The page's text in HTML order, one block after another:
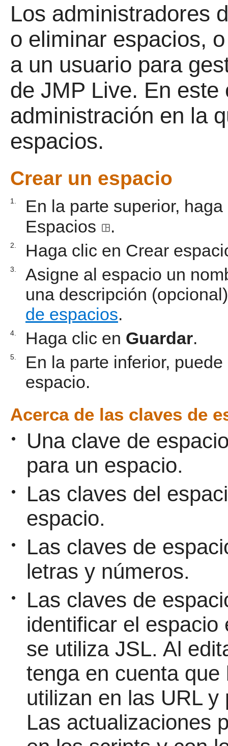
Los administradores
o eliminar espacios,
a un usuario para
de JMP Live. En
administración en la
espacios.
Crear un espacio
1.
En la parte superior,
Espacios
.
2. Haga clic en Crear
3.
Asigne al espacio un
una descripción
de espacios.
4. Haga clic en Guardar.
5.
En la parte inferior,
espacio.
Acerca de las claves de
•
Una clave de
para un espacio.
•
Las claves del
espacio.
•
Las claves de
letras y números.
•
Las claves de
identificar el espacio
se utiliza JSL. Al
tenga en cuenta
utilizan en las URL
Las actualizaciones